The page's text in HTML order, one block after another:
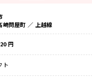
ます♪
すぎたり奇抜でなければOKです！
躍できる≫
するのは不安だけど、
ています！
ップUP目指していきましょう！
が探せる≫
崎問屋町 ／ 上越線
円
ト